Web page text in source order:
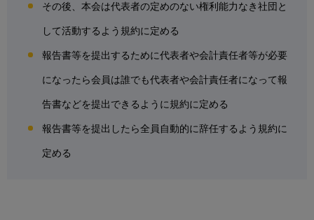
その後、本会は代表者の定めのない権利能力なき社団と
して活動するよう規約に定める
報告書等を提出するために代表者や会計責任者等が必要
になったら会員は誰でも代表者や会計責任者になって報
告書などを提出できるように規約に定める
報告書等を提出したら全員自動的に辞任するよう規約に
定める